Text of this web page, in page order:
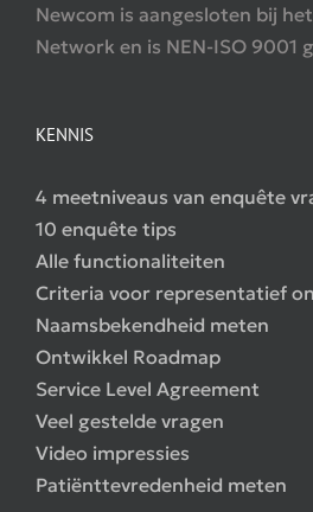
Newcom is aangesloten bij
Network en is NEN-ISO 9001
KENNIS
4 meetniveaus van enquête
10 enquête tips
Alle functionaliteiten
Criteria voor representatief
Naamsbekendheid meten
Ontwikkel Roadmap
Service Level Agreement
Veel gestelde vragen
Video impressies
Patiënttevredenheid meten